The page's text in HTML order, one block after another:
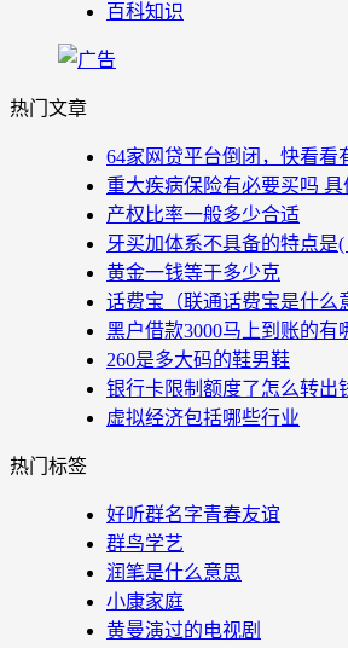
百科知识
热门文章
64家网贷平台倒闭，快看看
重大疾病保险有必要买吗
产权比率一般多少合适
牙买加体系不具备的特点是
黄金一钱等于多少克
话费宝（联通话费宝是什么
黑户借款3000马上到账的有
260是多大码的鞋男鞋
银行卡限制额度了怎么转出
虚拟经济包括哪些行业
热门标签
好听群名字青春友谊
群鸟学艺
润笔是什么意思
小康家庭
黄曼演过的电视剧